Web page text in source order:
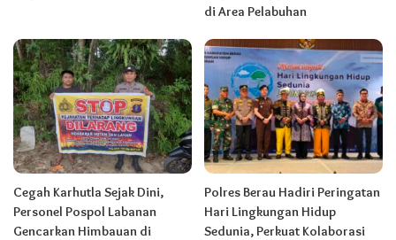
di Area Pelabuhan
Cegah Karhutla Sejak Dini,
Personel Pospol Labanan
Gencarkan Himbauan di
Polres Berau Hadiri Peringatan
Hari Lingkungan Hidup
Sedunia, Perkuat Kolaborasi